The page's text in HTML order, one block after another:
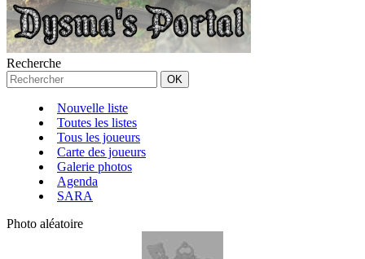
Recherche
Nouvelle liste
Toutes les listes
Tous les joueurs
Carte des joueurs
Galerie photos
Agenda
SARA
Photo aléatoire